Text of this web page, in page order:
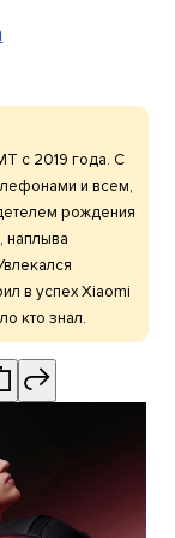
с 2019 года. С
и всем,
рождения
наплыва
в успех Xiaomi
кто знал.